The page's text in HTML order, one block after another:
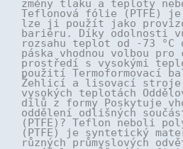
změny tlaku a teploty
Teflonová fólie (PTFE) je
lze ji použít jako
bariéru. Díky odolnosti
rozsahu teplot od -73 °C
páska vhodnou volbou pro
prostředí s vysokými
použití Termoformovací
Žehlicí a lisovací stroje
vysokých teplotách
dílů z formy Poskytuje
oddělení odlišných
(PTFE)? Teflon neboli
(PTFE) je syntetický
různých průmyslových